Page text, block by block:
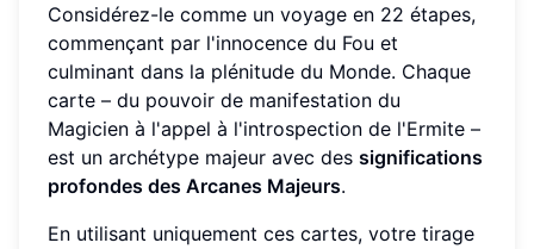
Considérez-le comme un voyage en 22 étapes,
commençant par l'innocence du Fou et
culminant dans la plénitude du Monde. Chaque
carte – du pouvoir de manifestation du
Magicien à l'appel à l'introspection de l'Ermite –
est un archétype majeur avec des significations
profondes des Arcanes Majeurs.
En utilisant uniquement ces cartes, votre tirage